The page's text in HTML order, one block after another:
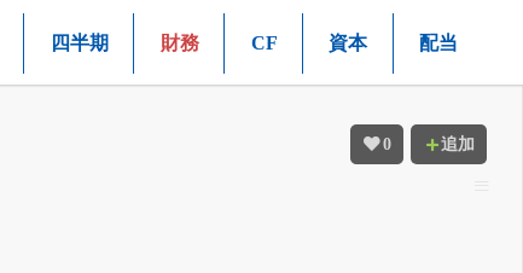
四半期 財務 CF 資本 配当
0 追加